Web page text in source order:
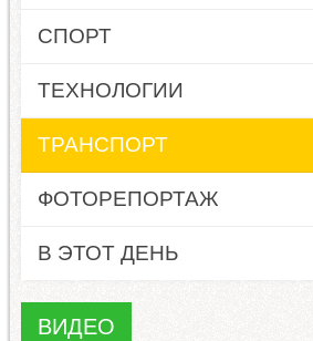
СПОРТ
ТЕХНОЛОГИИ
ТРАНСПОРТ
ФОТОРЕПОРТАЖ
В ЭТОТ ДЕНЬ
ВИДЕО